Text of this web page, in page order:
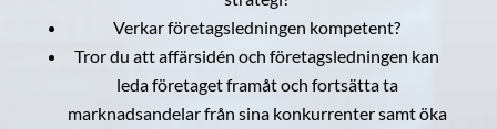
Verkar företagsledningen kompetent?
Tror du att affärsidén och företagsledningen kan
leda företaget framåt och fortsätta ta
marknadsandelar från sina konkurrenter samt öka